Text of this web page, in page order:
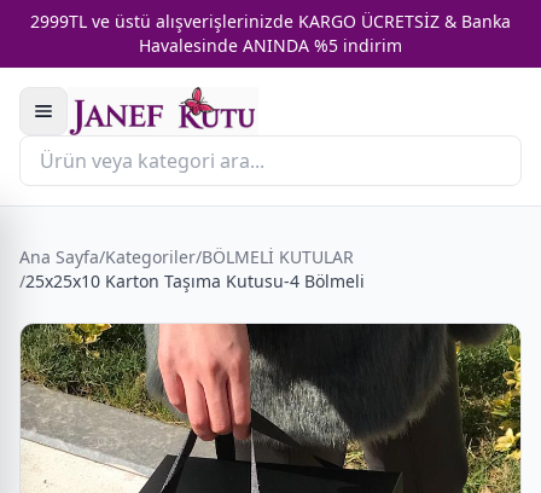
2999TL ve üstü alışverişlerinizde KARGO ÜCRETSİZ & Banka
Havalesinde ANINDA %5 indirim
Ana Sayfa/Kategoriler/BÖLMELİ KUTULAR
/25x25x10 Karton Taşıma Kutusu-4 Bölmeli